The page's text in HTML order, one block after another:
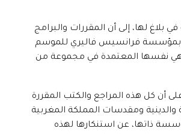
لها، إلى أن المقررات والبرامج
بمؤسسة فرانسيس فاليري للموسم
2023-2022 هي نفسها المعتمدة في مجموعة من
أن كل هذه المراجع والكتب المقررة
والدينية ومقدسات المملكة المغربية
ذاتها، عن استنكارها لهذه